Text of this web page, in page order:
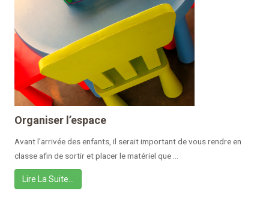
Organiser l’espace
Avant l'arrivée des enfants, il serait important de vous rendre en
classe afin de sortir et placer le matériel que ...
Lire La Suite…